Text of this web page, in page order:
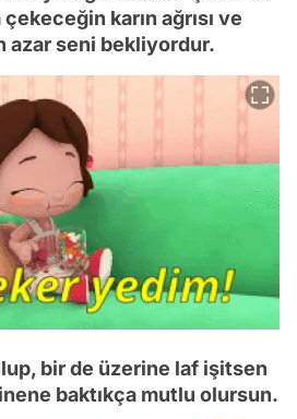
karın ağrısı ve
azar seni bekliyordur.
bir de üzerine laf işitsen
baktıkça mutlu olursun.